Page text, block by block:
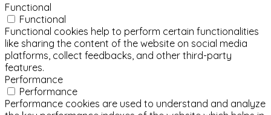
Functional
Functional
Functional cookies help to perform certain functionalities
like sharing the content of the website on social media
platforms, collect feedbacks, and other third-party
features.
Performance
Performance
Performance cookies are used to understand and analyze